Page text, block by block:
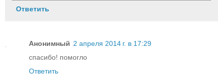
Ответить
Анонимный 2 апреля 2014 г. в 17:29
спасибо! помогло
Ответить